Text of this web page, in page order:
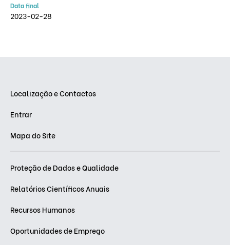
Data final
2023-02-28
Localização e Contactos
Entrar
Mapa do Site
Proteção de Dados e Qualidade
Relatórios Científicos Anuais
Recursos Humanos
Oportunidades de Emprego